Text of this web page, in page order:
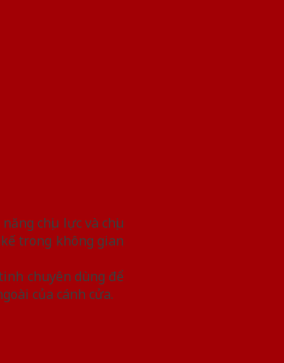
chịu lực và chịu
trong không gian
chuyên dùng để
của cánh cửa.